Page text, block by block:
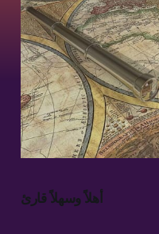
أهلاً وسهلاً قارئ